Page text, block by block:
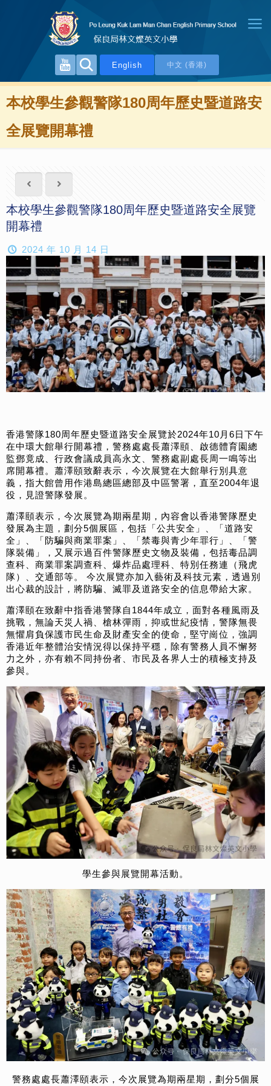
English 中文 (香港)
本校學生參觀警隊180周年歷史暨道路安
全展覽開幕禮
本校學生參觀警隊180周年歷史暨道路安全展覽
開幕禮
2024 年 10 月 14 日
香港警隊180周年歷史暨道路安全展覽於2024年10月6日下午
在中環大館舉行開幕禮，警務處處長蕭澤頤、啟德體育園總
監鄧竟成、行政會議成員高永文、警務處副處長周一鳴等出
席開幕禮。蕭澤頤致辭表示，今次展覽在大館舉行別具意
義，指大館曾用作港島總區總部及中區警署，直至2004年退
役，見證警隊發展。
蕭澤頤表示，今次展覽為期兩星期，內容會以香港警隊歷史
發展為主題，劃分5個展區，包括「公共安全」、「道路安
全」、「防騙與商業罪案」、「禁毒與青少年罪行」、「警
隊裝備」，又展示過百件警隊歷史文物及裝備，包括毒品調
查科、商業罪案調查科、爆炸品處理科、特別任務連（飛虎
隊）、交通部等。 今次展覽亦加入藝術及科技元素，透過別
出心裁的設計，將防騙、滅罪及道路安全的信息帶給大家。
蕭澤頤在致辭中指香港警隊自1844年成立，面對各種風雨及
挑戰，無論天災人禍、槍林彈雨，抑或世紀疫情，警隊無畏
無懼肩負保護市民生命及財產安全的使命，堅守崗位，強調
香港近年整體治安情況得以保持平穩，除有警務人員不懈努
力之外，亦有賴不同持份者、市民及各界人士的積極支持及
參與。
學生參與展覽開幕活動。
警務處處長蕭澤頤表示，今次展覽為期兩星期，劃分5個展